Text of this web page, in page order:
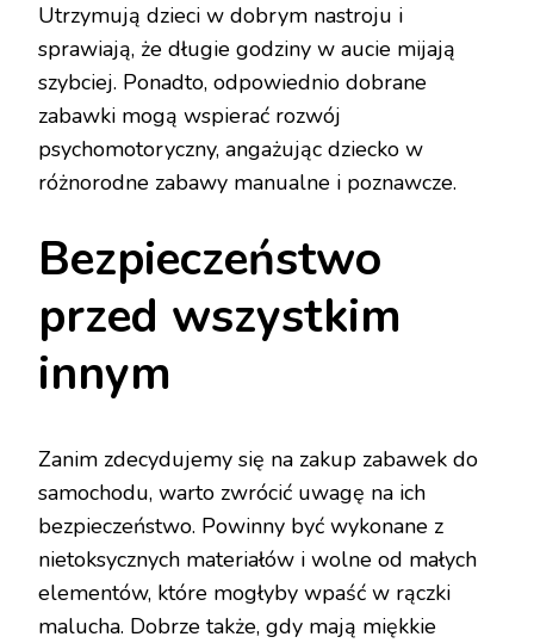
Utrzymują dzieci w dobrym nastroju i
sprawiają, że długie godziny w aucie mijają
szybciej. Ponadto, odpowiednio dobrane
zabawki mogą wspierać rozwój
psychomotoryczny, angażując dziecko w
różnorodne zabawy manualne i poznawcze.
Bezpieczeństwo
przed wszystkim
innym
Zanim zdecydujemy się na zakup zabawek do
samochodu, warto zwrócić uwagę na ich
bezpieczeństwo. Powinny być wykonane z
nietoksycznych materiałów i wolne od małych
elementów, które mogłyby wpaść w rączki
malucha. Dobrze także, gdy mają miękkie